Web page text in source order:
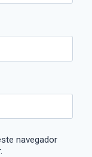
navegador